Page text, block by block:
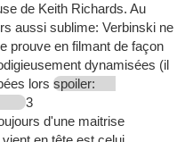
de Keith Richards. Au
aussi sublime: Verbinski ne
prouve en filmant de façon
dynamisées (il
lors spoiler:
3
d'une maitrise